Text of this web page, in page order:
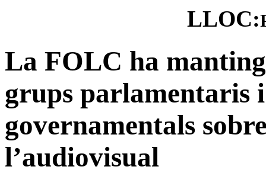
LLOC:
La FOLC ha
grups parlamentaris i
governamentals
l’audiovisual